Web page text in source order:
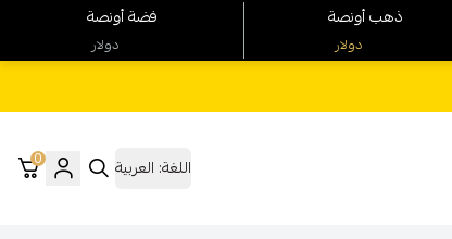
اللغة: العربية 0
فضة أونصة
دولار
ذهب أونصة
دولار